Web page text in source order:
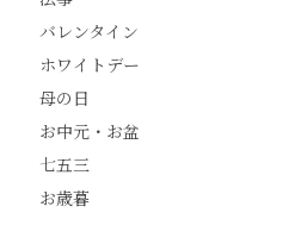
バレンタイン
ホワイトデー
母の日
お中元・お盆
七五三
お歳暮